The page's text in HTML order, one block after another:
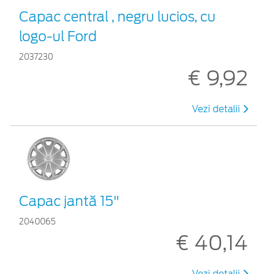
Capac central , negru lucios, cu
logo-ul Ford
2037230
€ 9,92
Vezi detalii
Capac jantă 15"
2040065
€ 40,14